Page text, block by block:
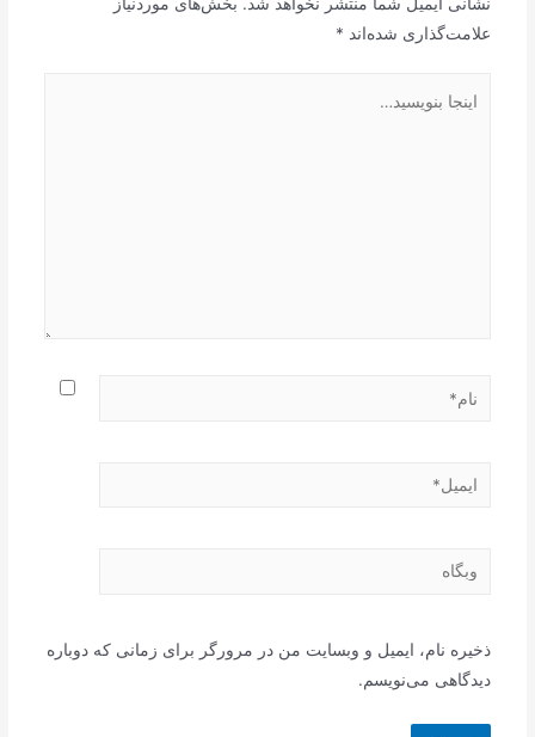
علامت‌گذاری شده‌اند *
بنویسید…
نام*
ایمیل*
وبگاه
ذخیره نام، ایمیل و وبسایت من در مرورگر برای زمانی که دوباره
دیدگاهی می‌نویسم.